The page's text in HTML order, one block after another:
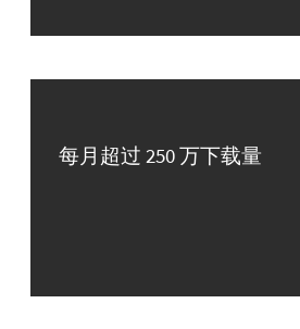
每月超过 250 万下载量